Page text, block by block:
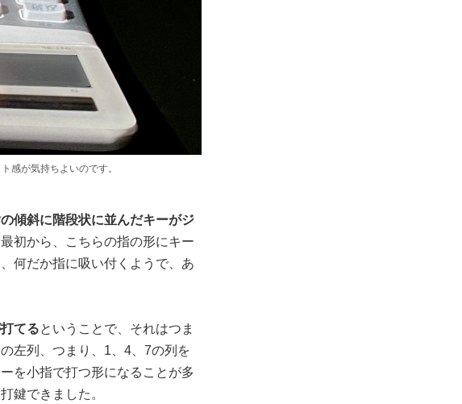
感が気持ちよいのです。
傾斜に階段状に並んだキーがジ
初から、こちらの指の形にキー
何だか指に吸い付くようで、あ
てるということで、それはつま
左列、つまり、1、4、7の列を
を小指で打つ形になることが多
鍵できました。